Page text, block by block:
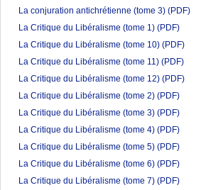
La conjuration antichrétienne (tome 3) (PDF)
La Critique du Libéralisme (tome 1) (PDF)
La Critique du Libéralisme (tome 10) (PDF)
La Critique du Libéralisme (tome 11) (PDF)
La Critique du Libéralisme (tome 12) (PDF)
La Critique du Libéralisme (tome 2) (PDF)
La Critique du Libéralisme (tome 3) (PDF)
La Critique du Libéralisme (tome 4) (PDF)
La Critique du Libéralisme (tome 5) (PDF)
La Critique du Libéralisme (tome 6) (PDF)
La Critique du Libéralisme (tome 7) (PDF)